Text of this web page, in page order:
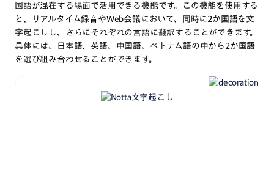
国語が混在する場面で活用できる機能です。この機能を使用する
と、リアルタイム録音やWeb会議において、同時に2か国語を文
字起こしし、さらにそれぞれの言語に翻訳することができます。
具体には、日本語、英語、中国語、ベトナム語の中から2か国語
を選び組み合わせることができます。